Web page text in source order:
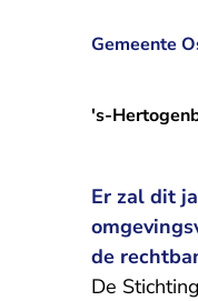
Gemeente
's-
Er zal dit
de
De